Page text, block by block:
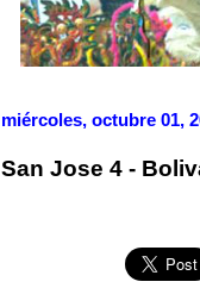
miércoles, octubre 01,
San Jose 4 -